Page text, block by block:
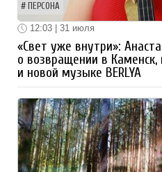
ПЕРСОНА
12:03 | 31 июля
«Свет уже внутри»:
о возвращении в
и новой музыке BERLYA